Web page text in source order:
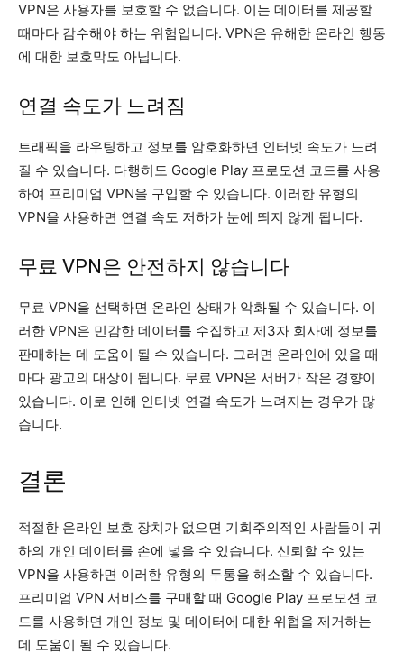
VPN은 사용자를 보호할 수 없습니다. 이는 데이터를 제공할
때마다 감수해야 하는 위험입니다. VPN은 유해한 온라인 행동
에 대한 보호막도 아닙니다.
연결 속도가 느려짐
트래픽을 라우팅하고 정보를 암호화하면 인터넷 속도가 느려
질 수 있습니다. 다행히도 Google Play 프로모션 코드를 사용
하여 프리미엄 VPN을 구입할 수 있습니다. 이러한 유형의
VPN을 사용하면 연결 속도 저하가 눈에 띄지 않게 됩니다.
무료 VPN은 안전하지 않습니다
무료 VPN을 선택하면 온라인 상태가 악화될 수 있습니다. 이
러한 VPN은 민감한 데이터를 수집하고 제3자 회사에 정보를
판매하는 데 도움이 될 수 있습니다. 그러면 온라인에 있을 때
마다 광고의 대상이 됩니다. 무료 VPN은 서버가 작은 경향이
있습니다. 이로 인해 인터넷 연결 속도가 느려지는 경우가 많
습니다.
결론
적절한 온라인 보호 장치가 없으면 기회주의적인 사람들이 귀
하의 개인 데이터를 손에 넣을 수 있습니다. 신뢰할 수 있는
VPN을 사용하면 이러한 유형의 두통을 해소할 수 있습니다.
프리미엄 VPN 서비스를 구매할 때 Google Play 프로모션 코
드를 사용하면 개인 정보 및 데이터에 대한 위협을 제거하는
데 도움이 될 수 있습니다.